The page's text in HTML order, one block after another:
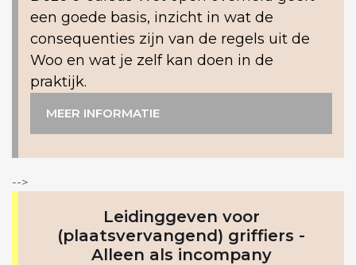
een goede basis, inzicht in wat de
consequenties zijn van de regels uit de
Woo en wat je zelf kan doen in de
praktijk.
MEER INFORMATIE
-->
Leidinggeven voor
(plaatsvervangend) griffiers -
Alleen als incompany